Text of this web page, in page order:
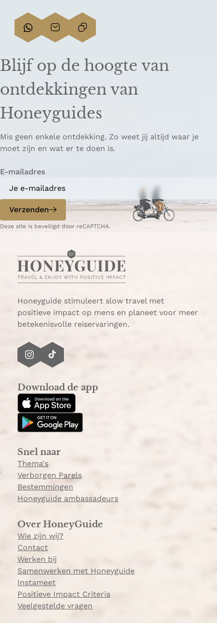
D
e
l
e
e
a
g
n
p
W
h
t
s
A
p
D
e
l
e
e
p
a
g
p
e
-
a
l
L
i
k
o
i
r
e
Blijf op de hoogte van
ontdekkingen van
Honeyguides
Mis geen enkele ontdekking. Zo weet jij altijd waar je
moet zijn en wat er te doen is.
E-mailadres
Verzenden
Deze site is beveiligd door reCAPTCHA.
Honeyguide stimuleert slow travel met
positieve impact op mens en planeet voor meer
betekenisvolle reiservaringen.
I
t
a
g
r
m
T
T
o
k
Download de app
Snel naar
Thema's
Verborgen Parels
Bestemmingen
Honeyguide ambassadeurs
Over HoneyGuide
Wie zijn wij?
Contact
Werken bij
Samenwerken met Honeyguide
Instameet
Positieve Impact Criteria
Veelgestelde vragen